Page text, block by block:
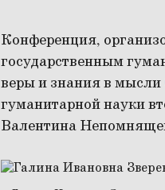
Конференция,
государственным
веры и знания в мысли
гуманитарной науки
Валентина